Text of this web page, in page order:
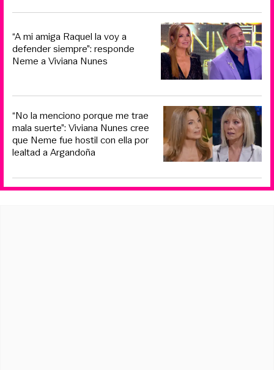
“A mi amiga Raquel la voy a
defender siempre”: responde
Neme a Viviana Nunes
“No la menciono porque me trae
mala suerte”: Viviana Nunes cree
que Neme fue hostil con ella por
lealtad a Argandoña